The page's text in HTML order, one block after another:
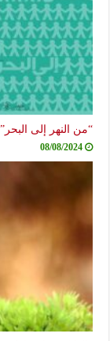
“من النهر إلى
08/08/2024